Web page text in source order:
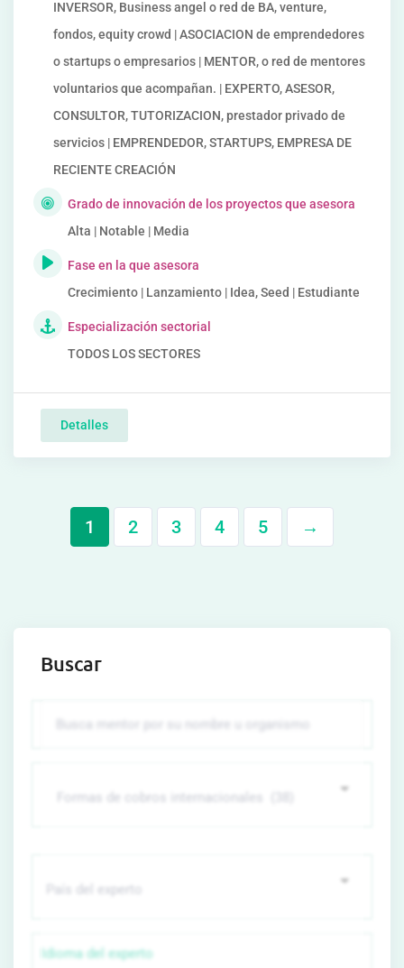
INVERSOR, Business angel o red de BA, venture,
fondos, equity crowd | ASOCIACION de emprendedores
o startups o empresarios | MENTOR, o red de mentores
voluntarios que acompañan. | EXPERTO, ASESOR,
CONSULTOR, TUTORIZACION, prestador privado de
servicios | EMPRENDEDOR, STARTUPS, EMPRESA DE
RECIENTE CREACIÓN
Grado de innovación de los proyectos que asesora
Alta | Notable | Media
Fase en la que asesora
Crecimiento | Lanzamiento | Idea, Seed | Estudiante
Especialización sectorial
TODOS LOS SECTORES
Detalles
1 2 3 4 5 →
Buscar
Idioma del experto